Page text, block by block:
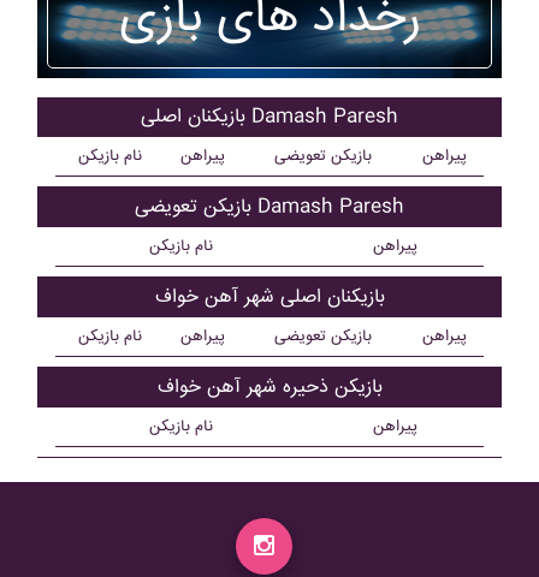
رخداد های بازی
بازیکنان اصلی Damash Paresh
نام بازیکن پیراهن بازیکن تعویضی پیراهن
بازیکن تعویضی Damash Paresh
نام بازیکن پیراهن
بازیکنان اصلی شهر آهن خواف
نام بازیکن پیراهن بازیکن تعویضی پیراهن
بازیکن ذحیره شهر آهن خواف
نام بازیکن پیراهن